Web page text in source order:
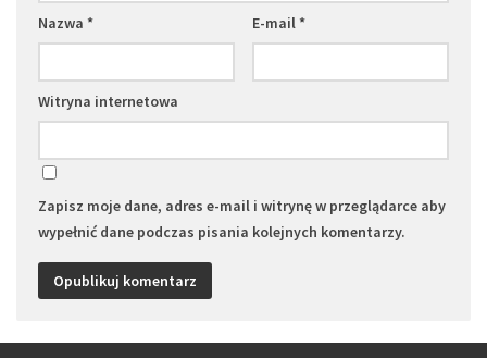
Nazwa * E-mail*
Witryna internetowa
Zapisz moje dane, adres e-mail i witrynę w przeglądarce aby
wypełnić dane podczas pisania kolejnych komentarzy.